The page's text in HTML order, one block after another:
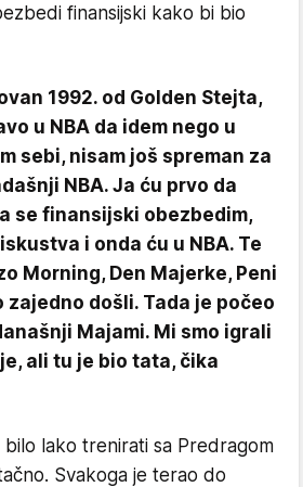
finansijski kako bi bio
1992. od Golden Stejta,
u NBA da idem nego u
sebi, nisam još spreman za
NBA. Ja ću prvo da
se finansijski obezbedim,
i onda ću u NBA. Te
Morning, Den Majerke, Peni
zajedno došli. Tada je počeo
Majami. Mi smo igrali
ali tu je bio tata, čika
lako trenirati sa Predragom
Svakoga je terao do